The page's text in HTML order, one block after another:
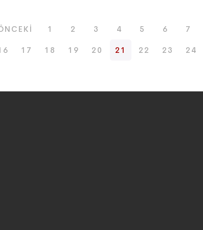
1 2 3 4 5 6 7
17 18 19 20 21 22 23 24